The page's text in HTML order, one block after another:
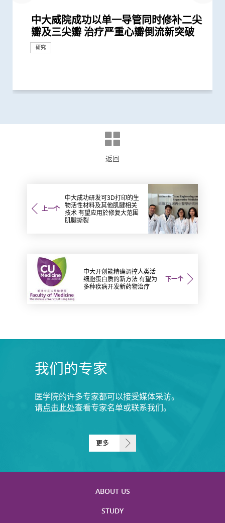
中大威院成功以单一导管同时修补二尖
瓣及三尖瓣 治疗严重心瓣倒流新突破
研究
中大医学院研究证实手提心脏超声波扫
瞄器有效筛查胸主动脉瘤
研究
中大研究证实银屑病关节炎患者炎症综
合指数持续达标 能降低罹患心血管疾
病风险
中大港大率先应用3D打印技术于复杂
心脏手术
研究
中大率先采用三维心脏超声波以识别高
风险二尖瓣脱垂患者
研究
中大临床研究利用球囊心包切开术治疗
心包积水 术后复发率大减8成 患者免
受重复入院「拮针」引流之苦
中大提倡结合房颤筛查及药物教育 助
长者减低中风风险
临床服务
返回
上一个
中大成功研发可3D打印的生
物活性材料及其他肌腱相关
技术 有望应用於修复大范围
肌腱撕裂
下一个
中大开创能精确调控人类活
细胞蛋白质的新方法 有望为
多种疾病开发新药物治疗
我们的专家
医学院的许多专家都可以接受媒体采访。
请点击此处查看专家名单或联系我们。
更多
ABOUT US
STUDY